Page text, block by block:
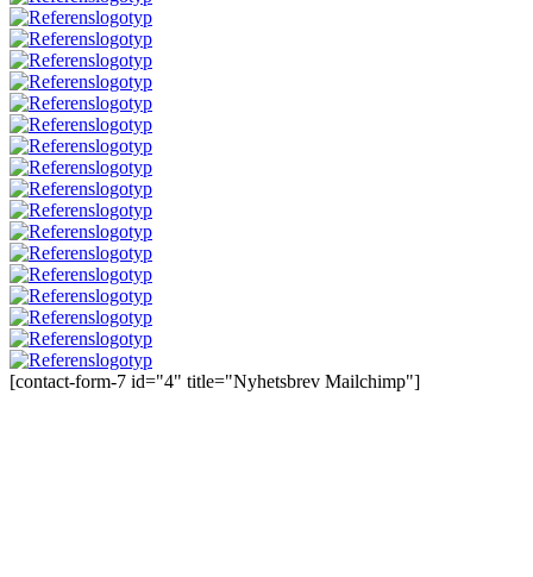
[contact-form-7 id="4" title="Nyhetsbrev Mailchimp"]